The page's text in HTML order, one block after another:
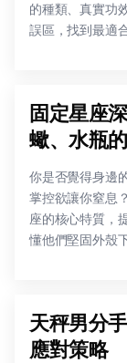
的種類、真實功
誤區，找到最適
固定星座
蠍、水瓶
你是否覺得身邊
掌控欲讓你窒息
座的核心特質，
懂他們堅固外殼
天秤男分
應對策略